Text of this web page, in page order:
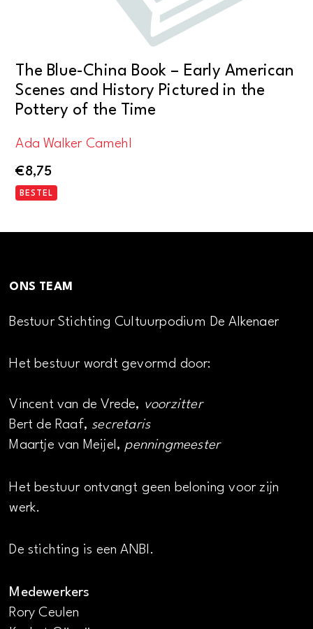
The Blue-China Book – Early American
Scenes and History Pictured in the
Pottery of the Time
Ada Walker Camehl
€8,75
BESTEL
ONS TEAM
Bestuur Stichting Cultuurpodium De Alkenaer
Het bestuur wordt gevormd door:
Vincent van de Vrede, voorzitter
Bert de Raaf, secretaris
Maartje van Meijel, penningmeester
Het bestuur ontvangt geen beloning voor zijn
werk.
De stichting is een ANBI.
Medewerkers
Rory Ceulen